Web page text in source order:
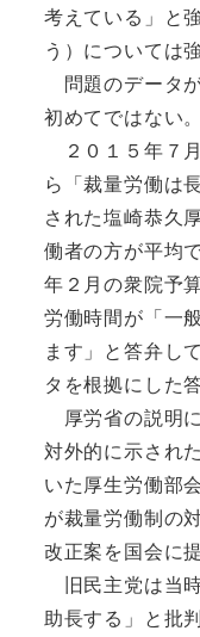
考えている」と
う）については
問題のデータ
初めてではない。
２０１５年７
ら「裁量労働は
された塩崎恭久
働者の方が平均
年２月の衆院予
労働時間が「一
ます」と答弁し
タを根拠にした
厚労省の説明
対外的に示され
いた厚生労働部
が裁量労働制の
改正案を国会に
旧民主党は当
助長する」と批